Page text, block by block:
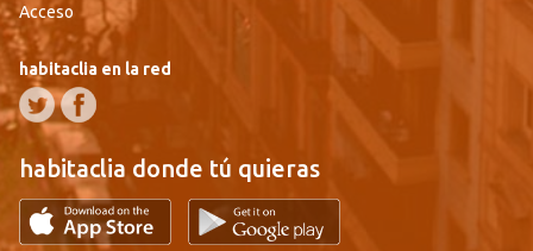
Acceso
habitaclia en la red
habitaclia donde tú quieras